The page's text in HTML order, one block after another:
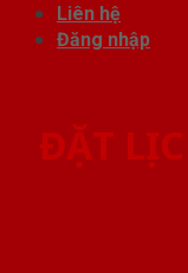
Liên hệ
Đăng nhập
ĐẶT